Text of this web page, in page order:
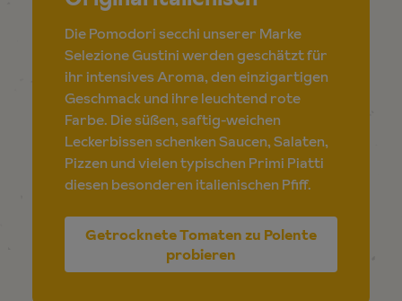
Die Pomodori secchi unserer Marke
Selezione Gustini werden geschätzt für
ihr intensives Aroma, den einzigartigen
Geschmack und ihre leuchtend rote
Farbe. Die süßen, saftig-weichen
Leckerbissen schenken Saucen, Salaten,
Pizzen und vielen typischen Primi Piatti
diesen besonderen italienischen Pfiff.
Getrocknete Tomaten zu Polente
probieren